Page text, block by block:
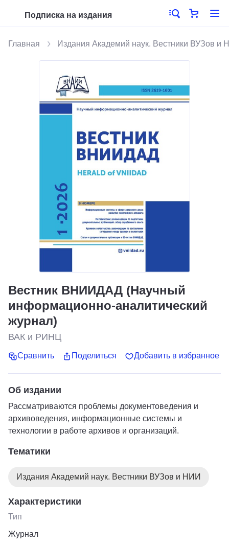
Подписка на издания
Главная Издания Академий наук. Вестники ВУЗов и
Вестник ВНИИДАД (Научный
информационно-аналитический
журнал)
ВАК и РИНЦ
Сравнить Поделиться Добавить в избранное
Об издании
Рассматриваются проблемы документоведения и
архивоведения, информационные системы и
технологии в работе архивов и организаций.
Тематики
Издания Академий наук. Вестники ВУЗов и НИИ
Характеристики
Тип
Журнал